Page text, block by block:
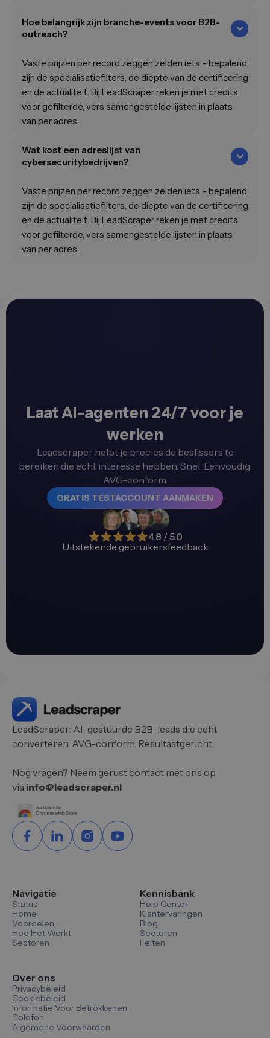
Hoe belangrijk zijn branche-events voor B2B-
outreach?
Vaste prijzen per record zeggen zelden iets – bepalend
zijn de specialisatiefilters, de diepte van de certificering
en de actualiteit. Bij LeadScraper reken je met credits
voor gefilterde, vers samengestelde lijsten in plaats
van per adres.
Wat kost een adreslijst van
cybersecuritybedrijven?
Vaste prijzen per record zeggen zelden iets – bepalend
zijn de specialisatiefilters, de diepte van de certificering
en de actualiteit. Bij LeadScraper reken je met credits
voor gefilterde, vers samengestelde lijsten in plaats
van per adres.
Laat AI-agenten 24/7 voor je
werken
Leadscraper helpt je precies de beslissers te
bereiken die echt interesse hebben. Snel. Eenvoudig.
AVG-conform.
GRATIS TESTACCOUNT AANMAKEN
4.8 / 5.0
Uitstekende gebruikersfeedback
LeadScraper: AI-gestuurde B2B-leads die echt
converteren. AVG-conform. Resultaatgericht.
Nog vragen? Neem gerust contact met ons op
via info@leadscraper.nl
Navigatie
Status
Home
Voordelen
Hoe Het Werkt
Sectoren
Kennisbank
Help Center
Klantervaringen
Blog
Sectoren
Feiten
Over ons
Privacybeleid
Cookiebeleid
Informatie Voor Betrokkenen
Colofon
Algemene Voorwaarden